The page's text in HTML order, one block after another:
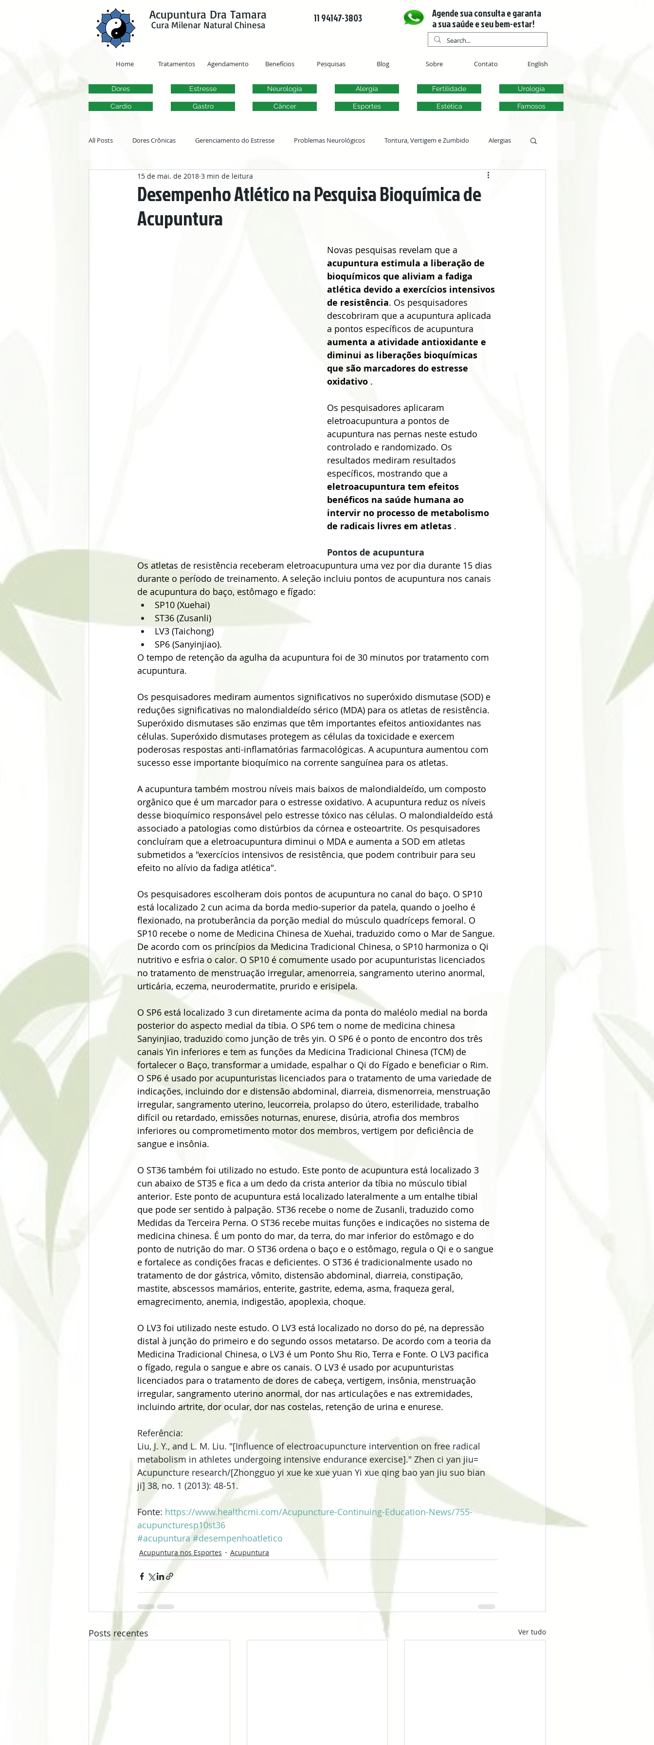
Acupuntura Dra Tamara
Cura Milenar Natural Chinesa
11 94147-3803
Agende sua consulta e garanta
a sua saúde e seu bem-estar!
Home Tratamentos Agendamento Benefícios Pesquisas Blog Sobre Contato English
Dores
Cardio
Estresse
Gastro
Neurologia
Câncer
Alergia
Esportes
Fertilidade
Estética
Urologia
Famosos
All Posts Dores Crônicas Gerenciamento do Estresse Problemas Neurológicos Tontura, Vertigem e Zumbido Alergias
Transtornos Otorrinolaringológicos Acupuntura Ginecológica
Doença Cardiovascular e Hipertensão
Medicina Tradicional Chinesa
Urogenital Disorders Hypertension Cardiovascular Disease
Desempenho Atlético na Pesquisa Bioquímica de
Acupuntura
15 de mai. de 2018 3 min de leitura
Novas pesquisas revelam que a
acupuntura estimula a liberação de
bioquímicos que aliviam a fadiga
atlética devido a exercícios intensivos
de resistência. Os pesquisadores
descobriram que a acupuntura aplicada
a pontos específicos de acupuntura
aumenta a atividade antioxidante e
diminui as liberações bioquímicas
que são marcadores do estresse
oxidativo .
Os pesquisadores aplicaram
eletroacupuntura a pontos de
acupuntura nas pernas neste estudo
controlado e randomizado. Os
resultados mediram resultados
específicos, mostrando que a
eletroacupuntura tem efeitos
benéficos na saúde humana ao
intervir no processo de metabolismo
de radicais livres em atletas .
Pontos de acupuntura
Os atletas de resistência receberam eletroacupuntura uma vez por dia durante 15 dias
durante o período de treinamento. A seleção incluiu pontos de acupuntura nos canais
de acupuntura do baço, estômago e fígado:
SP10 (Xuehai)
ST36 (Zusanli)
LV3 (Taichong)
SP6 (Sanyinjiao).
O tempo de retenção da agulha da acupuntura foi de 30 minutos por tratamento com
acupuntura.
Os pesquisadores mediram aumentos significativos no superóxido dismutase (SOD) e
reduções significativas no malondialdeído sérico (MDA) para os atletas de resistência.
Superóxido dismutases são enzimas que têm importantes efeitos antioxidantes nas
células. Superóxido dismutases protegem as células da toxicidade e exercem
poderosas respostas anti-inflamatórias farmacológicas. A acupuntura aumentou com
sucesso esse importante bioquímico na corrente sanguínea para os atletas.
A acupuntura também mostrou níveis mais baixos de malondialdeído, um composto
orgânico que é um marcador para o estresse oxidativo. A acupuntura reduz os níveis
desse bioquímico responsável pelo estresse tóxico nas células. O malondialdeído está
associado a patologias como distúrbios da córnea e osteoartrite. Os pesquisadores
concluíram que a eletroacupuntura diminui o MDA e aumenta a SOD em atletas
submetidos a "exercícios intensivos de resistência, que podem contribuir para seu
efeito no alívio da fadiga atlética".
Os pesquisadores escolheram dois pontos de acupuntura no canal do baço. O SP10
está localizado 2 cun acima da borda medio-superior da patela, quando o joelho é
flexionado, na protuberância da porção medial do músculo quadríceps femoral. O
SP10 recebe o nome de Medicina Chinesa de Xuehai, traduzido como o Mar de Sangue.
De acordo com os princípios da Medicina Tradicional Chinesa, o SP10 harmoniza o Qi
nutritivo e esfria o calor. O SP10 é comumente usado por acupunturistas licenciados
no tratamento de menstruação irregular, amenorreia, sangramento uterino anormal,
urticária, eczema, neurodermatite, prurido e erisipela.
O SP6 está localizado 3 cun diretamente acima da ponta do maléolo medial na borda
posterior do aspecto medial da tíbia. O SP6 tem o nome de medicina chinesa
Sanyinjiao, traduzido como junção de três yin. O SP6 é o ponto de encontro dos três
canais Yin inferiores e tem as funções da Medicina Tradicional Chinesa (TCM) de
fortalecer o Baço, transformar a umidade, espalhar o Qi do Fígado e beneficiar o Rim.
O SP6 é usado por acupunturistas licenciados para o tratamento de uma variedade de
indicações, incluindo dor e distensão abdominal, diarreia, dismenorreia, menstruação
irregular, sangramento uterino, leucorreia, prolapso do útero, esterilidade, trabalho
difícil ou retardado, emissões noturnas, enurese, disúria, atrofia dos membros
inferiores ou comprometimento motor dos membros, vertigem por deficiência de
sangue e insônia.
O ST36 também foi utilizado no estudo. Este ponto de acupuntura está localizado 3
cun abaixo de ST35 e fica a um dedo da crista anterior da tíbia no músculo tibial
anterior. Este ponto de acupuntura está localizado lateralmente a um entalhe tibial
que pode ser sentido à palpação. ST36 recebe o nome de Zusanli, traduzido como
Medidas da Terceira Perna. O ST36 recebe muitas funções e indicações no sistema de
medicina chinesa. É um ponto do mar, da terra, do mar inferior do estômago e do
ponto de nutrição do mar. O ST36 ordena o baço e o estômago, regula o Qi e o sangue
e fortalece as condições fracas e deficientes. O ST36 é tradicionalmente usado no
tratamento de dor gástrica, vômito, distensão abdominal, diarreia, constipação,
mastite, abscessos mamários, enterite, gastrite, edema, asma, fraqueza geral,
emagrecimento, anemia, indigestão, apoplexia, choque.
O LV3 foi utilizado neste estudo. O LV3 está localizado no dorso do pé, na depressão
distal à junção do primeiro e do segundo ossos metatarso. De acordo com a teoria da
Medicina Tradicional Chinesa, o LV3 é um Ponto Shu Rio, Terra e Fonte. O LV3 pacifica
o fígado, regula o sangue e abre os canais. O LV3 é usado por acupunturistas
licenciados para o tratamento de dores de cabeça, vertigem, insônia, menstruação
irregular, sangramento uterino anormal, dor nas articulações e nas extremidades,
incluindo artrite, dor ocular, dor nas costelas, retenção de urina e enurese.
Referência:
Liu, J. Y., and L. M. Liu. "[Influence of electroacupuncture intervention on free radical
metabolism in athletes undergoing intensive endurance exercise]." Zhen ci yan jiu=
Acupuncture research/[Zhongguo yi xue ke xue yuan Yi xue qing bao yan jiu suo bian
ji] 38, no. 1 (2013): 48-51.
Fonte: https://www.healthcmi.com/Acupuncture-Continuing-Education-News/755-
acupuncturesp10st36
#acupuntura #desempenhoatletico
Acupuntura nos Esportes Acupuntura
Posts recentes Ver tudo